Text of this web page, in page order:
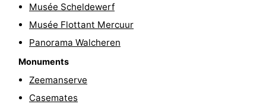
être
villes
Visites
Musée Scheldewerf
Musée Flottant Mercuur
Panorama Walcheren
Monuments
Zeemanserve
Casemates